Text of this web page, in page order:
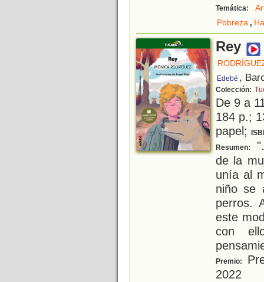
Temática:
Pobreza,
Rey
Edebé ,
Colección:
De 9 a
184 p.;
papel;
Resumen:
de la
unía al
niño se
perros.
este
con
Premio:
2022